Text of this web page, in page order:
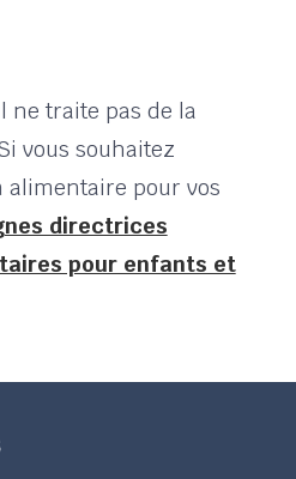
ne traite pas de la
vous souhaitez
pour vos
directrices
pour enfants et